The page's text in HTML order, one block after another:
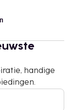
handige